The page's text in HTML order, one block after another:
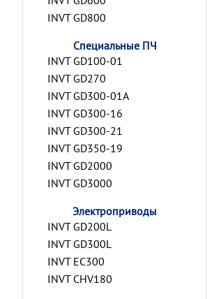
INVT GD800
Специальные ПЧ
INVT GD100-01
INVT GD270
INVT GD300-01A
INVT GD300-16
INVT GD300-21
INVT GD350-19
INVT GD2000
INVT GD3000
Электроприводы
INVT GD200L
INVT GD300L
INVT EC300
INVT CHV180